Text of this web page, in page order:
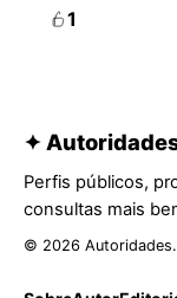
1
✦
Perfis públicos,
consultas mais
© 2026